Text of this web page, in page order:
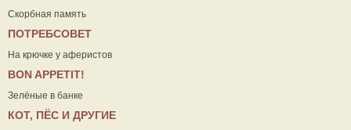
Скорбная память
ПОТРЕБСОВЕТ
На крючке у аферистов
ВON APPETIT!
Зелёные в банке
КОТ, ПЁС И ДРУГИЕ